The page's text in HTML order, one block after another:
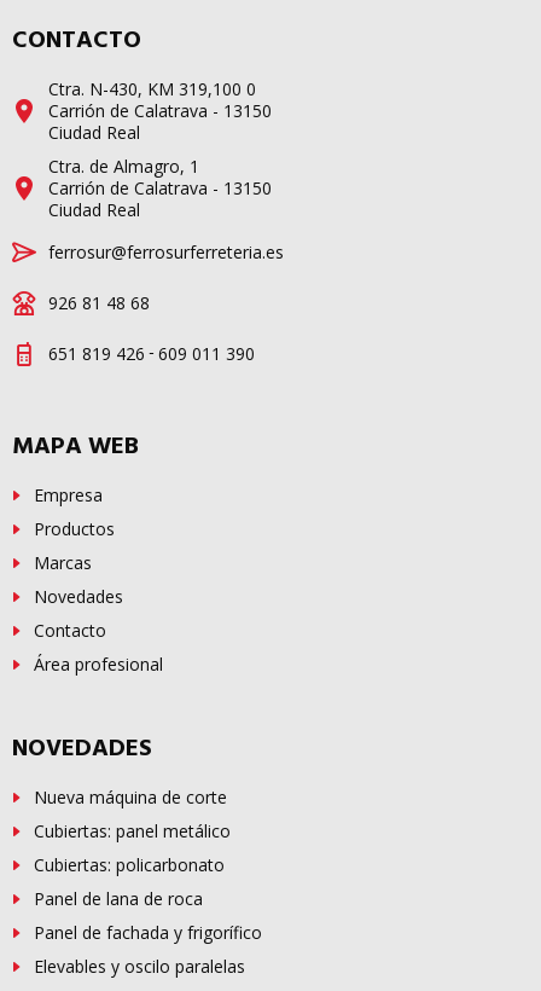
CONTACTO
Ctra. N-430, KM 319,100 0
Carrión de Calatrava - 13150
Ciudad Real
Ctra. de Almagro, 1
Carrión de Calatrava - 13150
Ciudad Real
ferrosur@ferrosurferreteria.es
926 81 48 68
651 819 426 - 609 011 390
MAPA WEB
Empresa
Productos
Marcas
Novedades
Contacto
Área profesional
NOVEDADES
Nueva máquina de corte
Cubiertas: panel metálico
Cubiertas: policarbonato
Panel de lana de roca
Panel de fachada y frigorífico
Elevables y oscilo paralelas